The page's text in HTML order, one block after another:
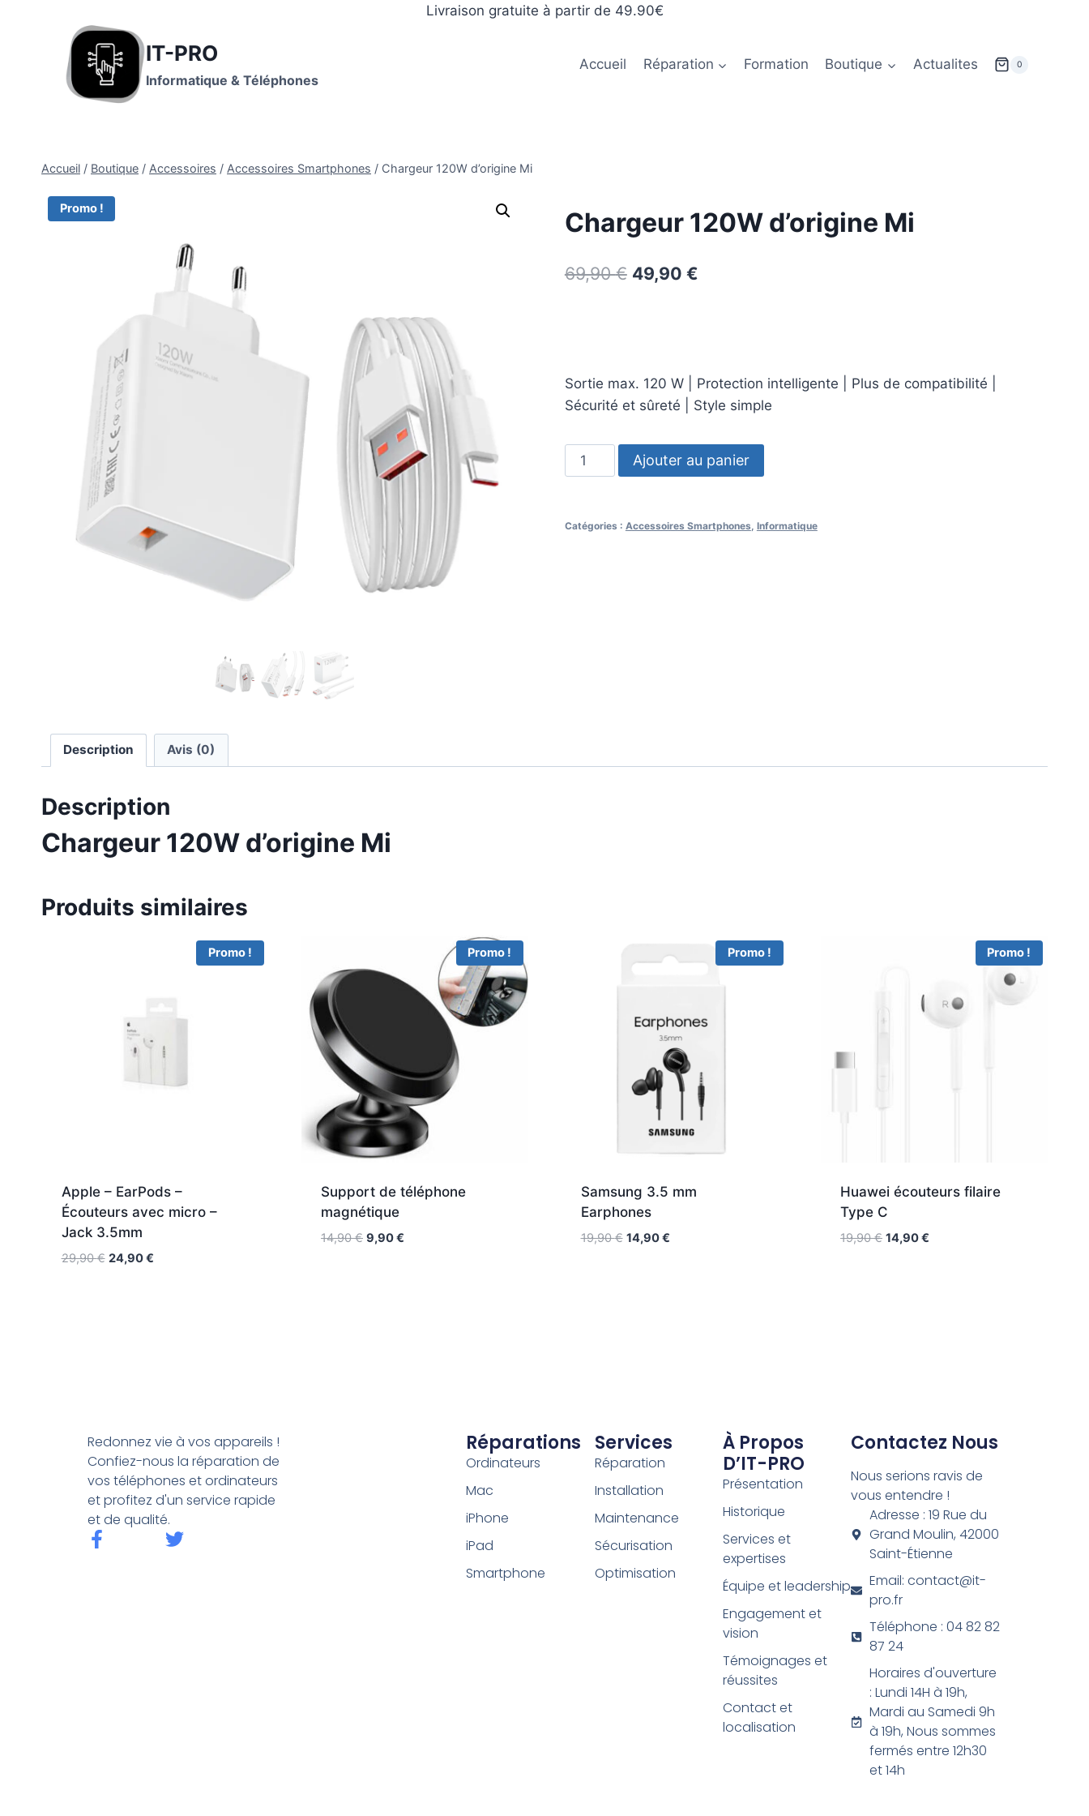
Livraison gratuite à partir de 49.90€
IT-PRO
Informatique & Téléphones
Accueil Réparation Formation Boutique Actualites 0
Accueil / Boutique / Accessoires / Accessoires Smartphones / Chargeur 120W d’origine Mi
Promo ! Chargeur 120W d’origine Mi
69,90€ 49,90 €
Sortie max. 120 W | Protection intelligente | Plus de compatibilité |
Sécurité et sûreté | Style simple
Ajouter au panier
Catégories : Accessoires Smartphones, Informatique
Description Avis (0)
Description
Chargeur 120W d’origine Mi
Produits similaires
Promo !
Apple – EarPods –
Écouteurs avec micro –
Jack 3.5mm
29,90€ 24,90€
Promo !
Support de téléphone
magnétique
14,90€ 9,90€
Promo !
Samsung 3.5 mm
Earphones
19,90€ 14,90€
Promo !
Huawei écouteurs filaire
Type C
19,90€ 14,90€
Redonnez vie à vos appareils !
Confiez-nous la réparation de
vos téléphones et ordinateurs
et profitez d'un service rapide
et de qualité.
Réparations
Ordinateurs
Mac
iPhone
iPad
Smartphone
Services
Réparation
Installation
Maintenance
Sécurisation
Optimisation
À Propos
D’IT-PRO
Présentation
Historique
Services et
expertises
Équipe et leadership
Engagement et
vision
Témoignages et
réussites
Contact et
localisation
Contactez Nous
Nous serions ravis de
vous entendre !
Adresse : 19 Rue du
Grand Moulin, 42000
Saint-Étienne
Email: contact@it-
pro.fr
Téléphone : 04 82 82
87 24
Horaires d'ouverture
: Lundi 14H à 19h,
Mardi au Samedi 9h
à 19h, Nous sommes
fermés entre 12h30
et 14h